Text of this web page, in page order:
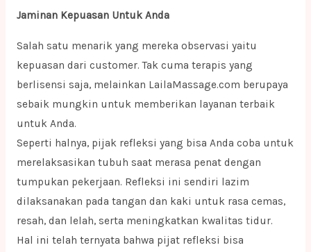
Jaminan Kepuasan Untuk Anda
Salah satu menarik yang mereka observasi yaitu
kepuasan dari customer. Tak cuma terapis yang
berlisensi saja, melainkan LailaMassage.com berupaya
sebaik mungkin untuk memberikan layanan terbaik
untuk Anda.
Seperti halnya, pijak refleksi yang bisa Anda coba untuk
merelaksasikan tubuh saat merasa penat dengan
tumpukan pekerjaan. Refleksi ini sendiri lazim
dilaksanakan pada tangan dan kaki untuk rasa cemas,
resah, dan lelah, serta meningkatkan kwalitas tidur.
Hal ini telah ternyata bahwa pijat refleksi bisa